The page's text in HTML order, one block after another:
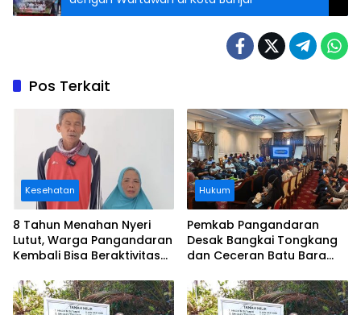
Pos Terkait
Kesehatan
8 Tahun Menahan Nyeri
Lutut, Warga Pangandaran
Kembali Bisa Beraktivitas
Ditanggung BPJS
Hukum
Pemkab Pangandaran
Desak Bangkai Tongkang
dan Ceceran Batu Bara
Buruknya Koordinasi
Perusahaan